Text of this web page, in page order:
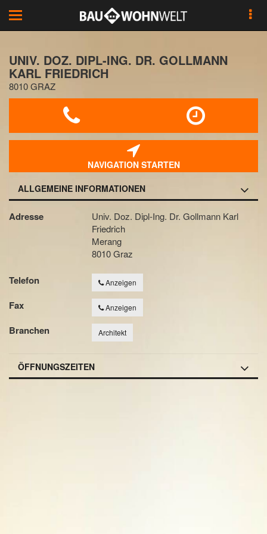
Toggle
navigation
UNIV. DOZ. DIPL-ING. DR. GOLLMANN
KARL FRIEDRICH
8010 GRAZ
NAVIGATION STARTEN
ALLGEMEINE INFORMATIONEN
Adresse
Univ. Doz. Dipl-Ing. Dr. Gollmann Karl
Friedrich
Merang
8010 Graz
Telefon Anzeigen
Fax Anzeigen
Branchen Architekt
ÖFFNUNGSZEITEN